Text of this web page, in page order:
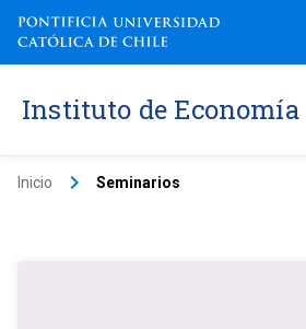
Instituto de Economía
Inicio keyboard_arrow_right Seminarios